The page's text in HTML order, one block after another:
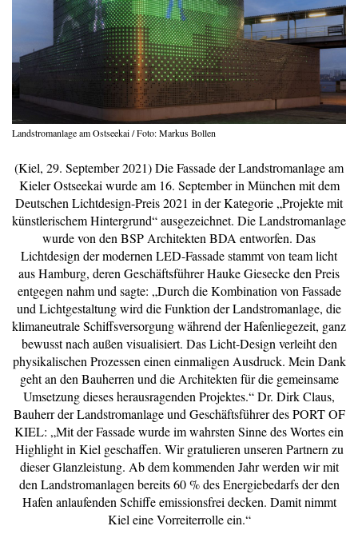
Landstromanlage am Ostseekai / Foto: Markus Bollen
(Kiel, 29. September 2021) Die Fassade der Landstromanlage am
Kieler Ostseekai wurde am 16. September in München mit dem
Deutschen Lichtdesign-Preis 2021 in der Kategorie „Projekte mit
künstlerischem Hintergrund“ ausgezeichnet. Die Landstromanlage
wurde von den BSP Architekten BDA entworfen. Das
Lichtdesign der modernen LED-Fassade stammt von team licht
aus Hamburg, deren Geschäftsführer Hauke Giesecke den Preis
entgegen nahm und sagte: „Durch die Kombination von Fassade
und Lichtgestaltung wird die Funktion der Landstromanlage, die
klimaneutrale Schiffsversorgung während der Hafenliegezeit, ganz
bewusst nach außen visualisiert. Das Licht-Design verleiht den
physikalischen Prozessen einen einmaligen Ausdruck. Mein Dank
geht an den Bauherren und die Architekten für die gemeinsame
Umsetzung dieses herausragenden Projektes.“ Dr. Dirk Claus,
Bauherr der Landstromanlage und Geschäftsführer des PORT OF
KIEL: „Mit der Fassade wurde im wahrsten Sinne des Wortes ein
Highlight in Kiel geschaffen. Wir gratulieren unseren Partnern zu
dieser Glanzleistung. Ab dem kommenden Jahr werden wir mit
den Landstromanlagen bereits 60 % des Energiebedarfs der den
Hafen anlaufenden Schiffe emissionsfrei decken. Damit nimmt
Kiel eine Vorreiterrolle ein.“